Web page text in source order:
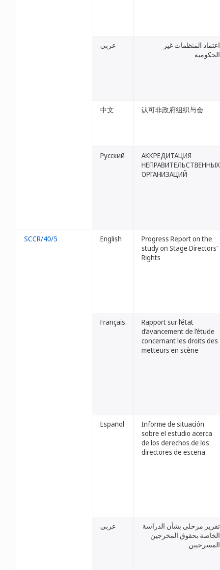
عربي
اعتماد المنظمات غير
الحكومية
中文 认可非政府组织与会
Русский
АККРЕДИТАЦИЯ
НЕПРАВИТЕЛЬСТВЕННЫХ
ОРГАНИЗАЦИЙ
SCCR/40/5 English
Progress Report on the
study on Stage Directors’
Rights
Français
Rapport sur l’état
d’avancement de l’étude
concernant les droits des
metteurs en scène
Español
Informe de situación
sobre el estudio acerca
de los derechos de los
directores de escena
عربي
تقرير مرحلي بشأن الدراسة
الخاصة بحقوق المخرجين
المسرحيين